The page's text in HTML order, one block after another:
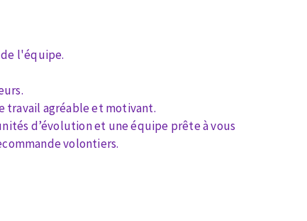
l'équipe.
travail agréable et motivant.
d’évolution et une équipe prête à vous
volontiers.